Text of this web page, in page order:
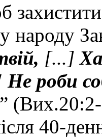
народу
[...]
роби
40-